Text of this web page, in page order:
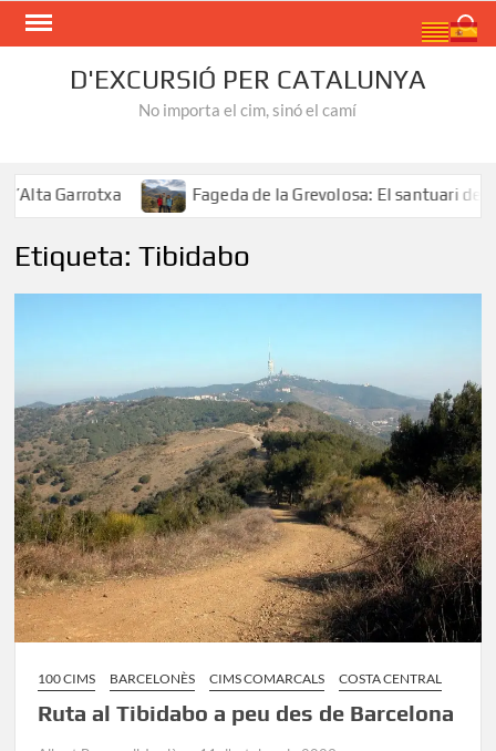
Skip
D'EXCURSIÓ PER CATALUNYA
No importa el cim, sinó el camí
Garrotxa Fageda de la Grevolosa: El santuari dels
Etiqueta:Tibidabo
100 CIMS BARCELONÈS CIMS COMARCALS COSTA CENTRAL
Ruta al Tibidabo a peu des de Barcelona